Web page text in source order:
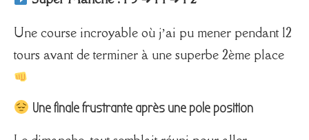
Une course incroyable où j’ai pu mener pendant 12
tours avant de terminer à une superbe 2ème place
Une finale frustrante après une pole position